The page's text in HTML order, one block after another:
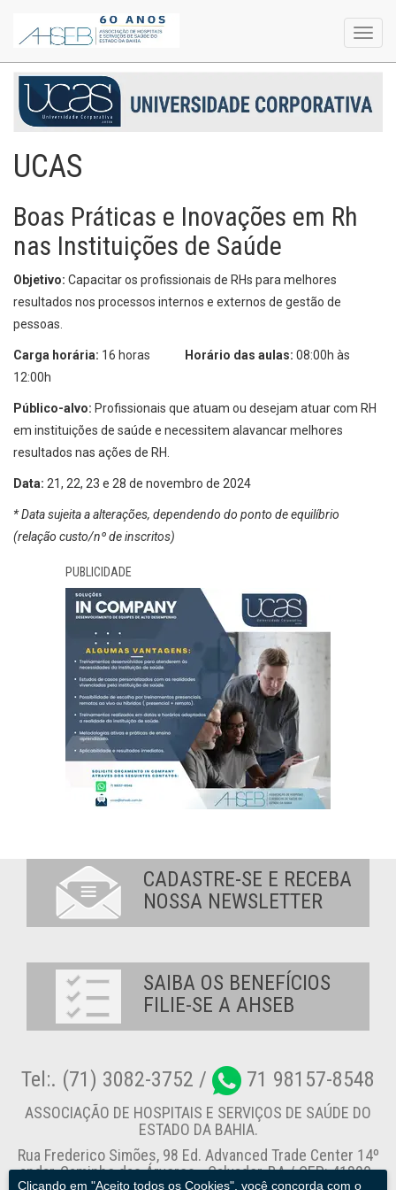
UCAS
Boas Práticas e Inovações em Rh
nas Instituições de Saúde
Objetivo: Capacitar os profissionais de RHs para melhores
resultados nos processos internos e externos de gestão de
pessoas.
Carga horária: 16 horas Horário das aulas: 08:00h às
12:00h
Público-alvo: Profissionais que atuam ou desejam atuar com RH
em instituições de saúde e necessitem alavancar melhores
resultados nas ações de RH.
Data: 21, 22, 23 e 28 de novembro de 2024
* Data sujeita a alterações, dependendo do ponto de equilíbrio
(relação custo/nº de inscritos)
PUBLICIDADE
Clicando em "Aceito todos os Cookies", você concorda com o
CADASTRE-SE E RECEBA
NOSSA NEWSLETTER
SAIBA OS BENEFÍCIOS
FILIE-SE A AHSEB
Tel:. (71) 3082-3752 / 71 98157-8548
ASSOCIAÇÃO DE HOSPITAIS E SERVIÇOS DE SAÚDE DO
ESTADO DA BAHIA.
Rua Frederico Simões, 98 Ed. Advanced Trade Center 14º
andar, Caminho das Árvores - Salvador-BA / CEP: 41820-